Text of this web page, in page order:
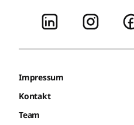
Impressum
Kontakt
Team